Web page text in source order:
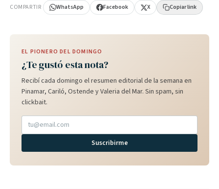
COMPARTIR WhatsApp Facebook X Copiar link
EL PIONERO DEL DOMINGO
¿Te gustó esta nota?
Recibí cada domingo el resumen editorial de la semana en
Pinamar, Cariló, Ostende y Valeria del Mar. Sin spam, sin
clickbait.
Suscribirme